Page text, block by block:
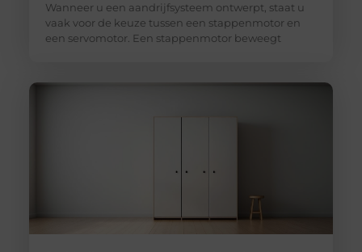
Wanneer u een aandrijfsysteem ontwerpt, staat u
vaak voor de keuze tussen een stappenmotor en
een servomotor. Een stappenmotor beweegt